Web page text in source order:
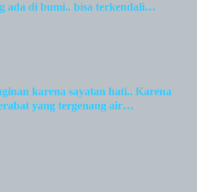
ada di bumi.. bisa terkendali…
karena sayatan hati.. Karena
yang tergenang air…